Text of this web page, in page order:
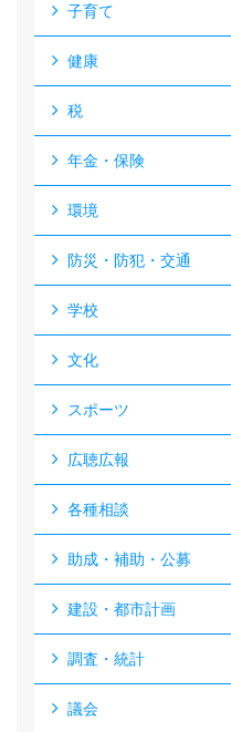
子育て
健康
税
年金・保険
環境
防災・防犯・交通
学校
文化
スポーツ
広聴広報
各種相談
助成・補助・公募
建設・都市計画
調査・統計
議会